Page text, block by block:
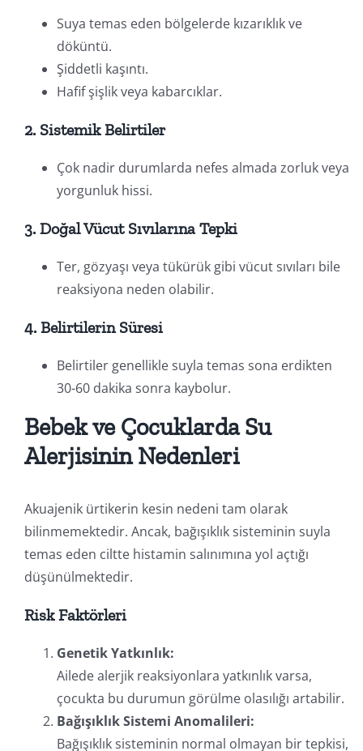
Suya temas eden bölgelerde kızarıklık ve
döküntü.
Şiddetli kaşıntı.
Hafif şişlik veya kabarcıklar.
2. Sistemik Belirtiler
Çok nadir durumlarda nefes almada zorluk veya
yorgunluk hissi.
3. Doğal Vücut Sıvılarına Tepki
Ter, gözyaşı veya tükürük gibi vücut sıvıları bile
reaksiyona neden olabilir.
4. Belirtilerin Süresi
Belirtiler genellikle suyla temas sona erdikten
30-60 dakika sonra kaybolur.
Bebek ve Çocuklarda Su
Alerjisinin Nedenleri
Akuajenik ürtikerin kesin nedeni tam olarak
bilinmemektedir. Ancak, bağışıklık sisteminin suyla
temas eden ciltte histamin salınımına yol açtığı
düşünülmektedir.
Risk Faktörleri
Genetik Yatkınlık:
Ailede alerjik reaksiyonlara yatkınlık varsa,
çocukta bu durumun görülme olasılığı artabilir.
Bağışıklık Sistemi Anomalileri:
Bağışıklık sisteminin normal olmayan bir tepkisi,